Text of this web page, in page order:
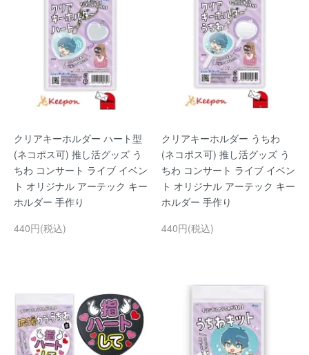
クリアキーホルダー ハート型
(ネコポス可) 推し活グッズ う
ちわ コンサート ライブ イベン
ト オリジナル アーテック キー
ホルダー 手作り
440円(税込)
クリアキーホルダー うちわ
(ネコポス可) 推し活グッズ う
ちわ コンサート ライブ イベン
ト オリジナル アーテック キー
ホルダー 手作り
440円(税込)